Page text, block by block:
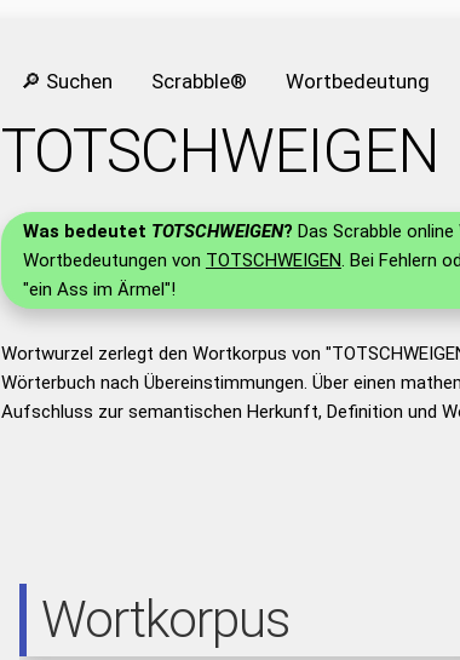
🔎 Suchen Scrabble® Wortbedeutung
TOTSCHWEIGEN
Was bedeutet TOTSCHWEIGEN? Das Scrabble
Wortbedeutungen von TOTSCHWEIGEN. Bei Fehlern
"ein Ass im Ärmel"!
Wortwurzel zerlegt den Wortkorpus von
Wörterbuch nach Übereinstimmungen. Über einen
Aufschluss zur semantischen Herkunft, Definition und
Wortkorpus